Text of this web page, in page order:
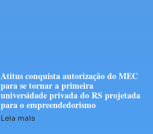
Atitus conquista autorização do MEC
para se tornar a primeira
universidade privada do RS projetada
para o empreendedorismo
Leia mais